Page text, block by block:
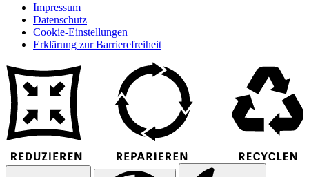
Impressum
Datenschutz
Cookie-Einstellungen
Erklärung zur Barrierefreiheit